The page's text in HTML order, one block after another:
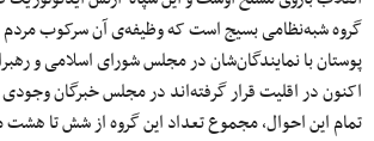
گروه شبه‌نظامی بسیج است که وظیفه‌ی آن سرکوب
‌پوستان با نمایندگان‌شان در مجلس شورای اسلامی و
اکنون در اقلیت قرار گرفته‌اند در مجلس خبرگان
تمام این احوال، مجموع تعداد این گروه از شش تا هشت